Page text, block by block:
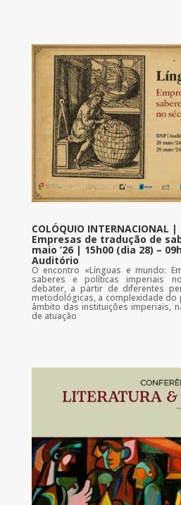
COLÓQUIO
Empresas de tradução de
maio ’26 | 15h00 (dia 28) –
Auditório
O encontro «Línguas e mundo:
saberes e políticas imperiais
debater, a partir de diferentes
metodológicas, a complexidade
âmbito das instituições imperiais,
de atuação